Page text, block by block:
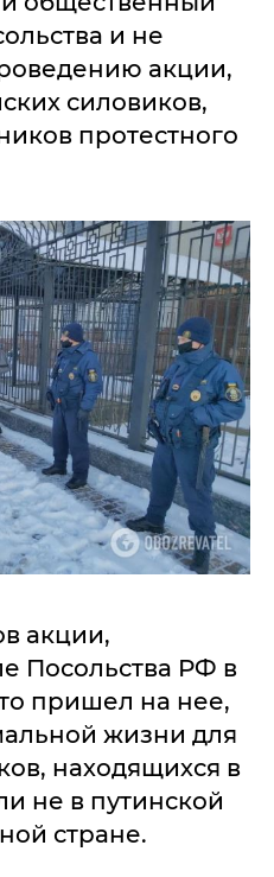
и не
акции,
силовиков,
протестного
акции,
Посольства РФ в
пришел на нее,
жизни для
находящихся в
не в путинской
стране.